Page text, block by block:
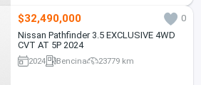
$32,490,000
0
Nissan Pathfinder 3.5 EXCLUSIVE 4WD
CVT AT 5P 2024
2024 Bencina 23779 km